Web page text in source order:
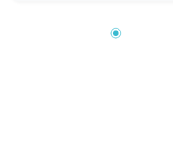
máquina de lavar. Banheiro